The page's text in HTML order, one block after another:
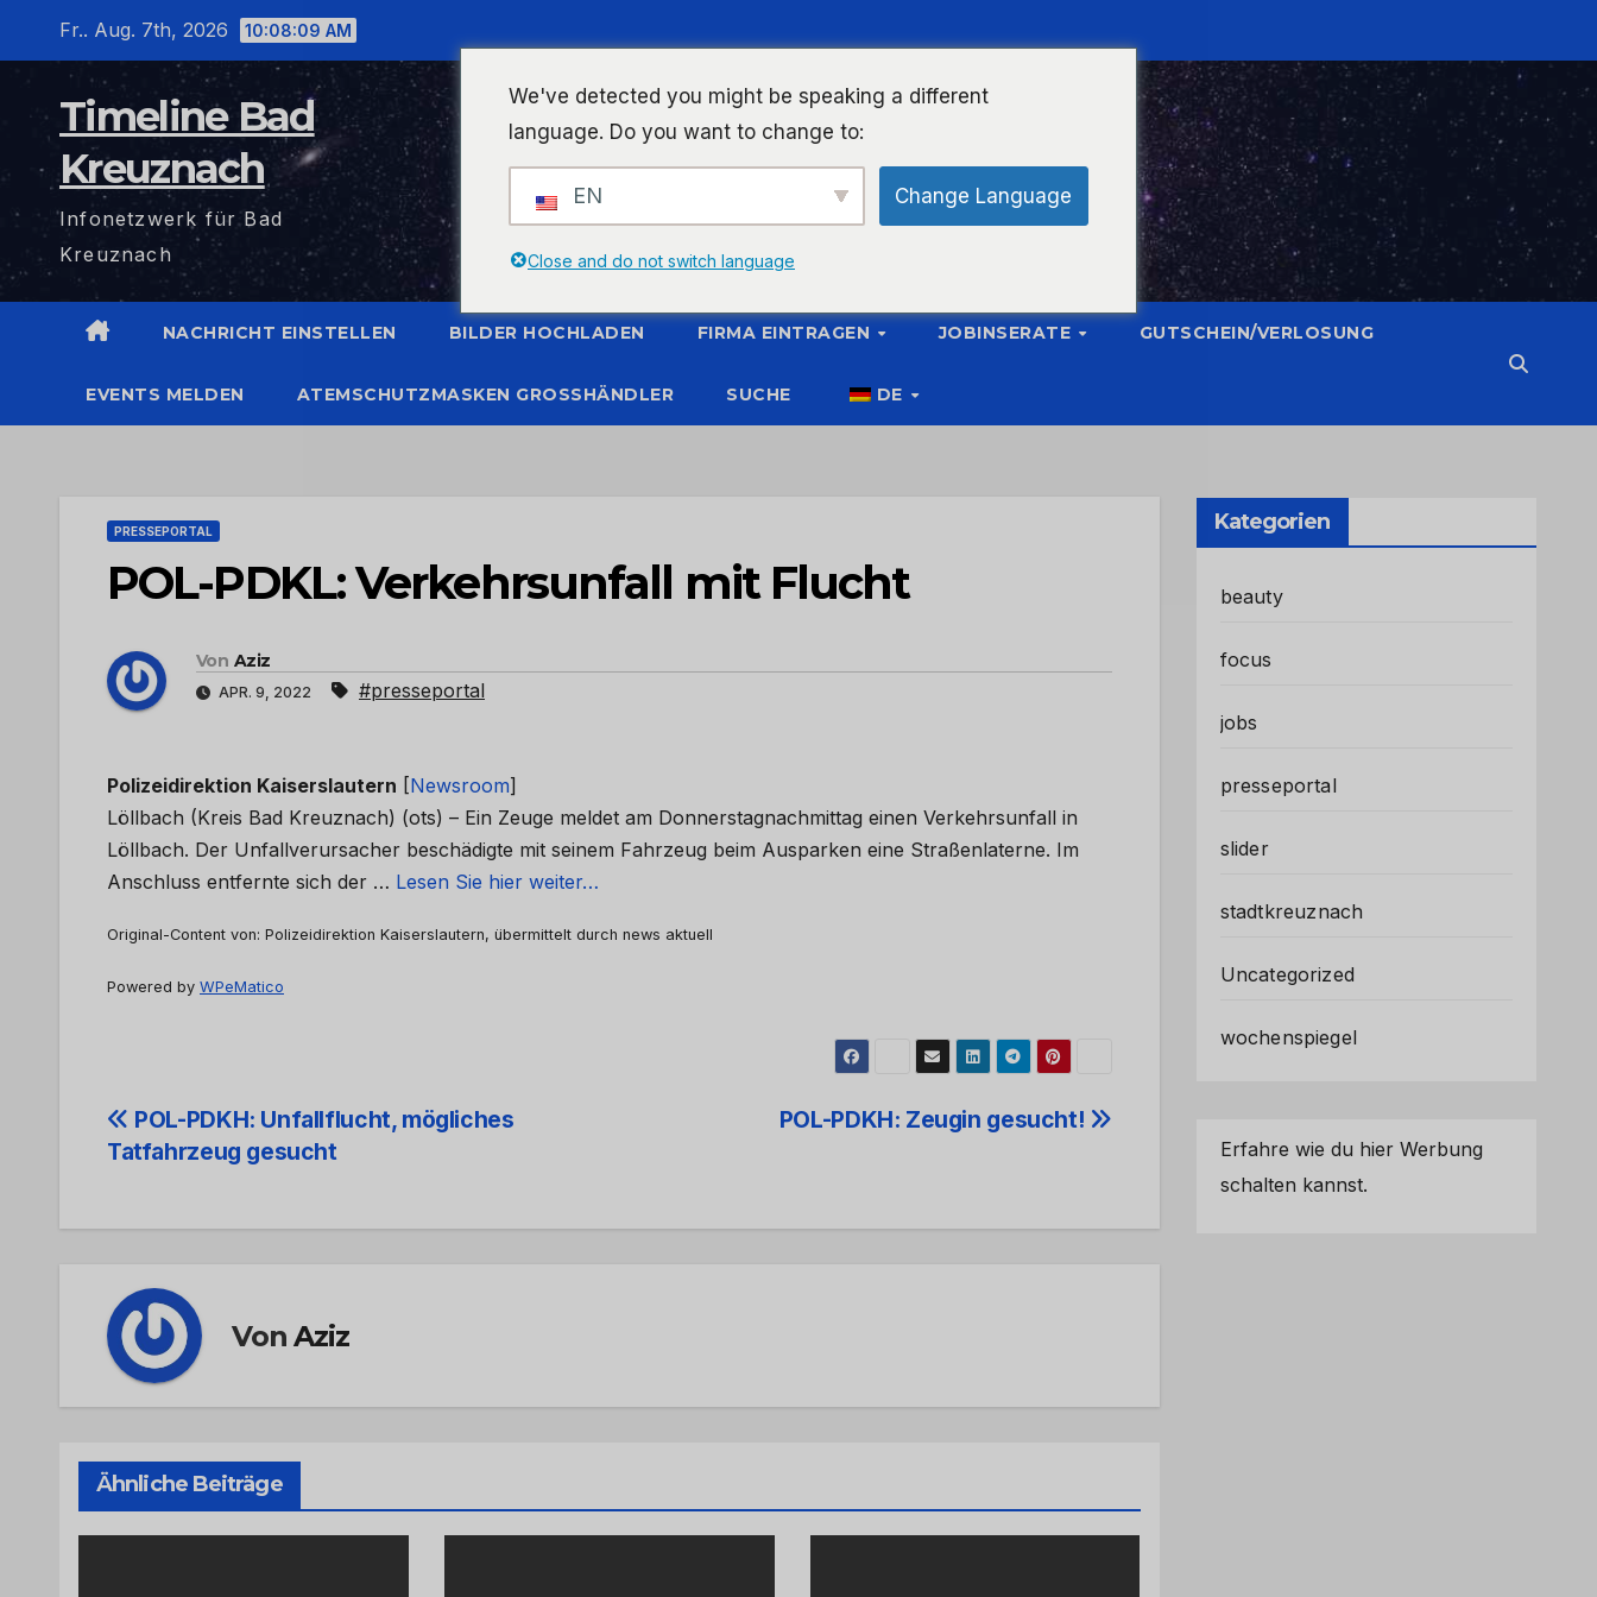
Fr.. Aug. 7th, 2026 10:08:10 AM
Timeline Bad
Kreuznach
Infonetzwerk für Bad
Kreuznach
NACHRICHT EINSTELLEN BILDER HOCHLADEN FIRMA EINTRAGEN JOBINSERATE GUTSCHEIN/VERLOSUNG
EVENTS MELDEN ATEMSCHUTZMASKEN GROSSHÄNDLER SUCHE DE
PRESSEPORTAL
POL-PDKL: Verkehrsunfall mit Flucht
Von Aziz
APR. 9, 2022 #presseportal
Polizeidirektion Kaiserslautern [Newsroom]
Löllbach (Kreis Bad Kreuznach) (ots) – Ein Zeuge meldet am Donnerstagnachmittag einen Verkehrsunfall in
Löllbach. Der Unfallverursacher beschädigte mit seinem Fahrzeug beim Ausparken eine Straßenlaterne. Im
Anschluss entfernte sich der … Lesen Sie hier weiter…
Original-Content von: Polizeidirektion Kaiserslautern, übermittelt durch news aktuell
Powered by WPeMatico
Beitrags-
Navigation
POL-PDKH: Zeugin gesucht!
POL-PDKH: Unfallflucht, mögliches
Tatfahrzeug gesucht
VonAziz
Ähnliche Beiträge
Kategorien
beauty
focus
jobs
presseportal
slider
stadtkreuznach
Uncategorized
wochenspiegel
Erfahre wie du hier Werbung
schalten kannst.
We've detected you might be speaking a different
language. Do you want to change to:
EN Change Language
Close and do not switch language